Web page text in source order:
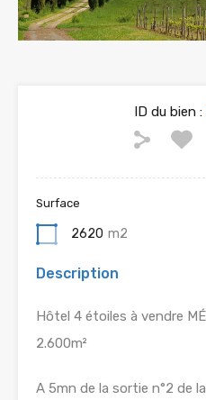
ID du bien :
Surface
2620 m2
Description
Hôtel 4 étoiles à vendre
2.600m²
A 5mn de la sortie n°2 de